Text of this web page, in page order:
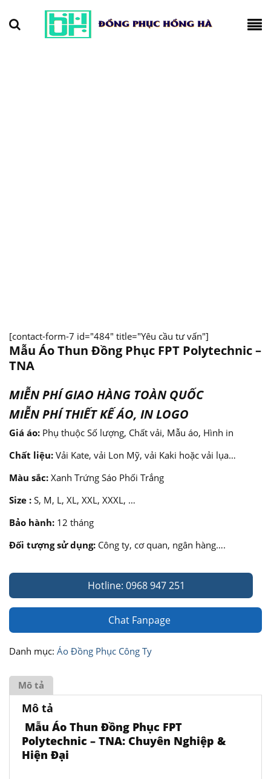
[contact-form-7 id="484" title="Yêu cầu tư vấn"]
Mẫu Áo Thun Đồng Phục FPT Polytechnic –
TNA
MIỄN PHÍ GIAO HÀNG TOÀN QUỐC
MIỄN PHÍ THIẾT KẾ ÁO, IN LOGO
Giá áo: Phụ thuộc Số lượng, Chất vải, Mẫu áo, Hình in
Chất liệu: Vải Kate, vải Lon Mỹ, vải Kaki hoặc vải lụa…
Màu sắc: Xanh Trứng Sáo Phối Trắng
Size : S, M, L, XL, XXL, XXXL, …
Bảo hành: 12 tháng
Đối tượng sử dụng: Công ty, cơ quan, ngân hàng….
Hotline: 0968 947 251
Chat Fanpage
Danh mục: Áo Đồng Phục Công Ty
Mô tả
Mô tả
Mẫu Áo Thun Đồng Phục FPT
Polytechnic – TNA: Chuyên Nghiệp &
Hiện Đại